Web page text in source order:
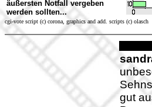
äußersten Notfall vergeben
werden sollten...
cgi-vote script (c) corona, graphics and add. scripts (c) olasch
gut